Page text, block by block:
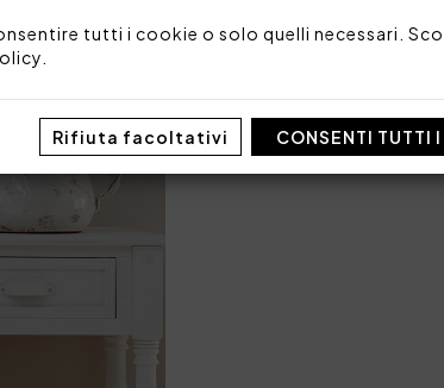
tutti i cookie o solo quelli necessari.
Rifiuta facoltativi CONSENTI TUTTI
Codice: 103060032
Imballo: Busta